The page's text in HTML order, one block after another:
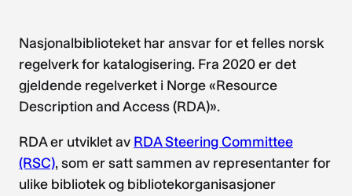
Nasjonalbiblioteket har ansvar for et felles norsk
regelverk for katalogisering. Fra 2020 er det
gjeldende regelverket i Norge «Resource
Description and Access (RDA)».
RDA er utviklet av RDA Steering Committee
(RSC), som er satt sammen av representanter for
ulike bibliotek og bibliotekorganisasjoner